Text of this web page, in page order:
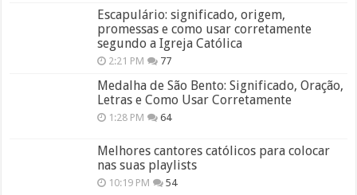
Escapulário: significado, origem,
promessas e como usar corretamente
segundo a Igreja Católica
2:21 PM 77
Medalha de São Bento: Significado, Oração,
Letras e Como Usar Corretamente
1:28 PM 64
Melhores cantores católicos para colocar
nas suas playlists
10:19 PM 54